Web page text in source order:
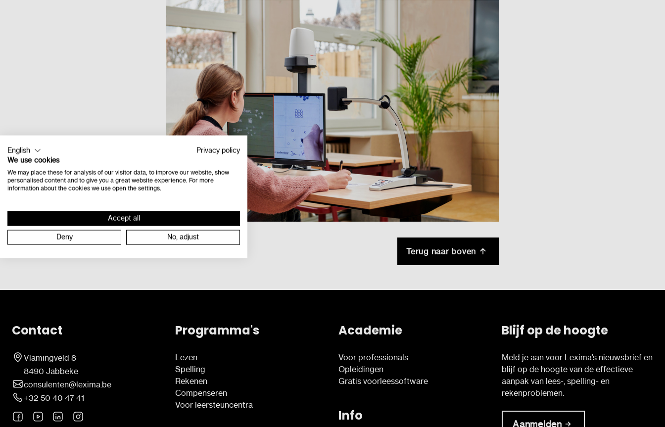
Terug naar boven
Contact
Vlamingveld 8
8490 Jabbeke
consulenten@lexima.be
+32 50 40 47 41
Programma's
Lezen
Spelling
Rekenen
Compenseren
Voor leersteuncentra
Academie
Voor professionals
Opleidingen
Gratis voorleessoftware
Info
Blijf op de hoogte
Meld je aan voor Lexima’s nieuwsbrief en
blijf op de hoogte van de effectieve
aanpak van lees-, spelling- en
rekenproblemen.
Aanmelden
English
Privacy policy
We use cookies
We may place these for analysis of our visitor data, to improve our website, show
personalised content and to give you a great website experience. For more
information about the cookies we use open the settings.
Accept all
Deny No, adjust